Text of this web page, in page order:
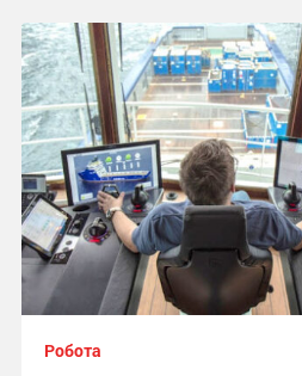
11:24, 25.05.2026
Робота